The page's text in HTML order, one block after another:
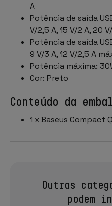
A
Potência de saída
V/2,5 A, 15 V/2 A, 20
Potência de saída
9 V/3 A, 12 V/2,5 A
Potência máxima:
Cor: Preto
Conteúdo da
1 x Baseus Compact
Outras
podem